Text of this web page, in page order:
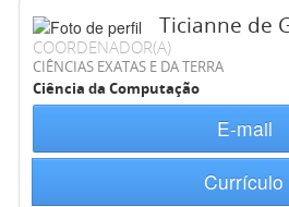
Ticianne de
COORDENADOR(A)
CIÊNCIAS EXATAS E DA TERRA
Ciência da Computação
E-mail
Currículo